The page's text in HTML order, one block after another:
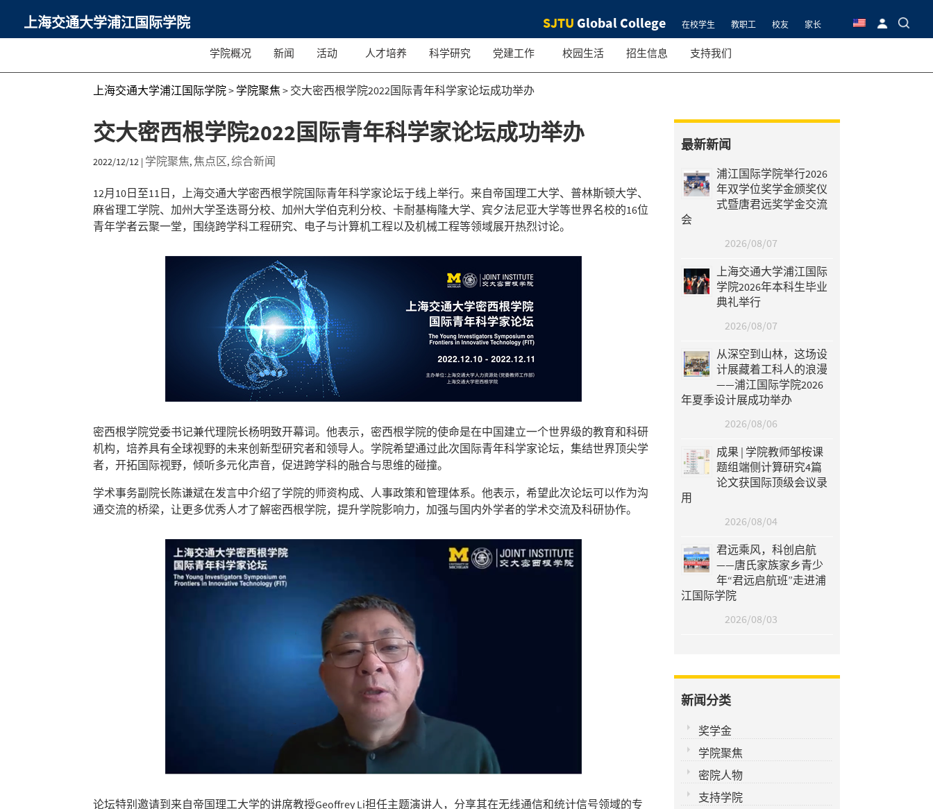
上海交通大学浦江国际学院 SJTU Global College 在校学生 教职工 校友 家长
学院概况 新闻 活动 人才培养 科学研究 党建工作 校园生活 招生信息 支持我们
上海交通大学浦江国际学院> 学院聚焦 > 交大密西根学院2022国际青年科学家论坛成功举办
交大密西根学院2022国际青年科学家论坛成功举办
2022/12/12 | 学院聚焦,焦点区,综合新闻
12月10日至11日，上海交通大学密西根学院国际青年科学家论坛于线上举行。来自帝国理工大学、普林斯顿大学、
麻省理工学院、加州大学圣迭哥分校、加州大学伯克利分校、卡耐基梅隆大学、宾夕法尼亚大学等世界名校的16位
青年学者云聚一堂，围绕跨学科工程研究、电子与计算机工程以及机械工程等领域展开热烈讨论。
密西根学院党委书记兼代理院长杨明致开幕词。他表示，密西根学院的使命是在中国建立一个世界级的教育和科研
机构，培养具有全球视野的未来创新型研究者和领导人。学院希望通过此次国际青年科学家论坛，集结世界顶尖学
者，开拓国际视野，倾听多元化声音，促进跨学科的融合与思维的碰撞。
学术事务副院长陈谦斌在发言中介绍了学院的师资构成、人事政策和管理体系。他表示，希望此次论坛可以作为沟
通交流的桥梁，让更多优秀人才了解密西根学院，提升学院影响力，加强与国内外学者的学术交流及科研协作。
论坛特别邀请到来自帝国理工大学的讲席教授Geoffrey Li担任主题演讲人，分享其在无线通信和统计信号领域的专
最新新闻
浦江国际学院举行2026
年双学位奖学金颁奖仪
式暨唐君远奖学金交流
会
2026/08/07
上海交通大学浦江国际
学院2026年本科生毕业
典礼举行
2026/08/07
从深空到山林，这场设
计展藏着工科人的浪漫
——浦江国际学院2026
年夏季设计展成功举办
2026/08/06
成果 | 学院教师邹桉课
题组端侧计算研究4篇
论文获国际顶级会议录
用
2026/08/04
君远乘风，科创启航
——唐氏家族家乡青少
年“君远启航班”走进浦
江国际学院
2026/08/03
新闻分类
奖学金
学院聚焦
密院人物
支持学院